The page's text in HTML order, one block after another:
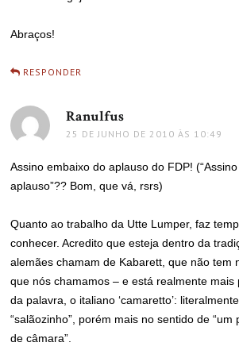
Abraços!
RESPONDER
Ranulfus
25 DE JUNHO DE 2010 ÀS 10:49
Assino embaixo do aplauso do FDP!
aplauso”?? Bom, que vá, rsrs)
Quanto ao trabalho da Utte Lumper, faz
conhecer. Acredito que esteja dentro da
alemães chamam de Kabarett, que não tem
que nós chamamos – e está realmente mais
da palavra, o italiano ‘camaretto’:
“salãozinho”, porém mais no sentido de
de câmara”.